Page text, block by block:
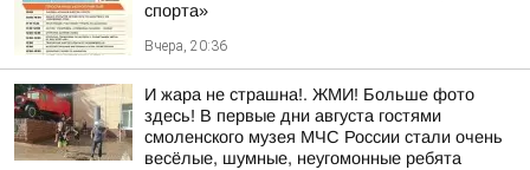
спорта»
Вчера, 20:36
И жара не страшна!. ЖМИ! Больше фото
здесь! В первые дни августа гостями
смоленского музея МЧС России стали очень
весёлые, шумные, неугомонные ребята